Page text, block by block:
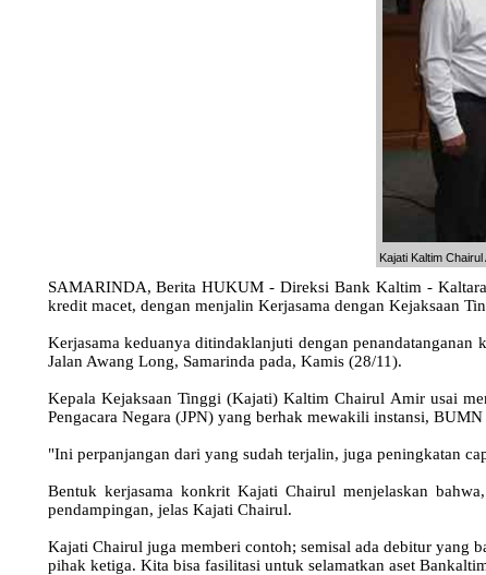
Kajati Kaltim
SAMARINDA, Berita HUKUM - Direksi Bank Kaltim - Kaltara
kredit macet, dengan menjalin Kerjasama dengan Kejaksaan
Kerjasama keduanya ditindaklanjuti dengan
Jalan Awang Long, Samarinda pada, Kamis (28/11).
Kepala Kejaksaan Tinggi (Kajati) Kaltim Chairul Amir usai
Pengacara Negara (JPN) yang berhak mewakili instansi,
"Ini perpanjangan dari yang sudah terjalin, juga peningkatan
Bentuk kerjasama konkrit Kajati Chairul menjelaskan
pendampingan, jelas Kajati Chairul.
Kajati Chairul juga memberi contoh; semisal ada debitur yang
pihak ketiga. Kita bisa fasilitasi untuk selamatkan aset